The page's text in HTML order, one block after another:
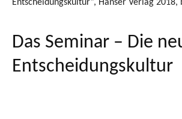
Entscheidungskultur
Offenes Seminar in Frankfurt am Main